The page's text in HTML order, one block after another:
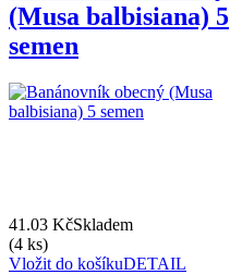
(Musa balbisiana) 5
semen
41.03 KčSkladem
(4 ks)
Vložit do košíkuDETAIL